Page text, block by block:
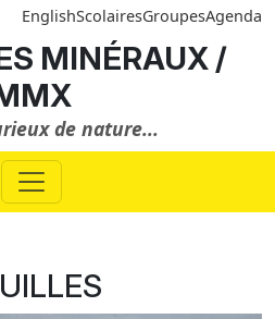
EnglishScolairesGroupesAgenda
MINÉRAUX /
de nature...